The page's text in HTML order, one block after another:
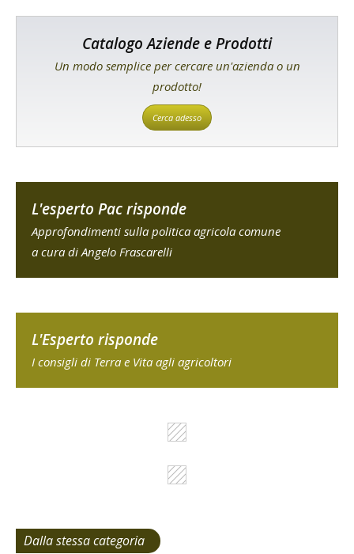
Catalogo Aziende e Prodotti
Un modo semplice per cercare un'azienda o un
prodotto!
Cerca adesso
L'esperto Pac risponde
Approfondimenti sulla politica agricola comune
a cura di Angelo Frascarelli
L'Esperto risponde
I consigli di Terra e Vita agli agricoltori
Dalla stessa categoria